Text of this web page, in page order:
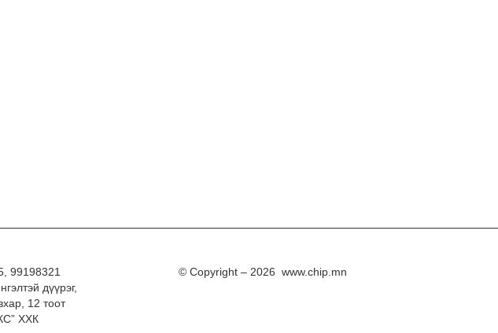
99198321
дүүрэг,
12 тоот
ХХК
© Copyright – 2026 www.chip.mn